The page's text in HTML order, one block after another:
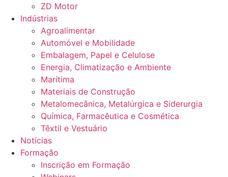
ZD Motor
Indústrias
Agroalimentar
Automóvel e Mobilidade
Embalagem, Papel e Celulose
Energia, Climatização e Ambiente
Marítima
Materiais de Construção
Metalomecânica, Metalúrgica e Siderurgia
Química, Farmacêutica e Cosmética
Têxtil e Vestuário
Notícias
Formação
Inscrição em Formação